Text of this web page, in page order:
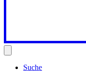
Suche